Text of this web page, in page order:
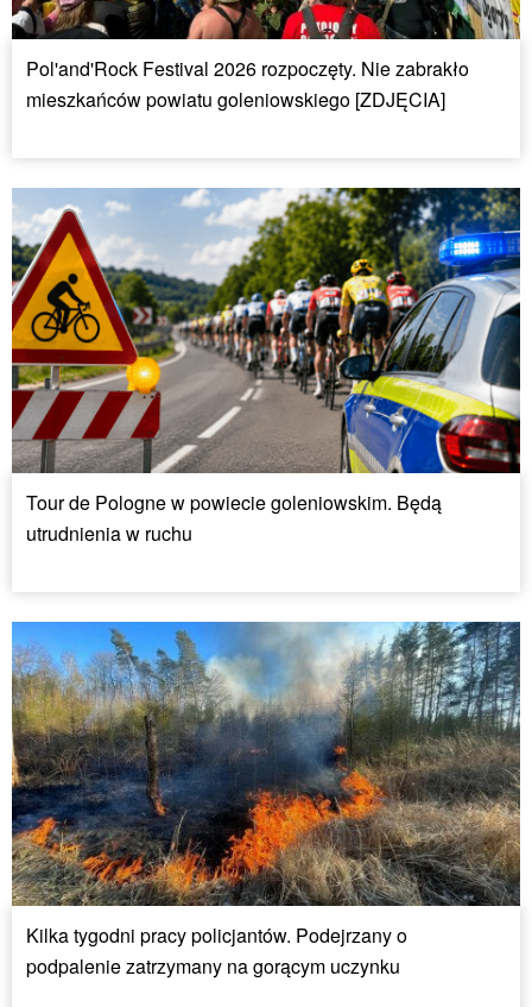
Pol'and'Rock Festival 2026 rozpoczęty. Nie zabrakło
mieszkańców powiatu goleniowskiego [ZDJĘCIA]
Tour de Pologne w powiecie goleniowskim. Będą
utrudnienia w ruchu
Kilka tygodni pracy policjantów. Podejrzany o
podpalenie zatrzymany na gorącym uczynku